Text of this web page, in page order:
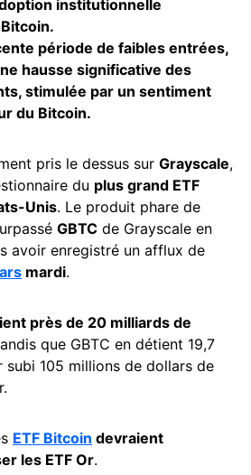
institutionnelle
période de faibles entrées,
hausse significative des
stimulée par un sentiment
du Bitcoin.
pris le dessus sur Grayscale,
du plus grand ETF
Unis. Le produit phare de
GBTC de Grayscale en
avoir enregistré un afflux de
mardi.
près de 20 milliards de
que GBTC en détient 19,7
subi 105 millions de dollars de
ETF Bitcoin devraient
les ETF Or.